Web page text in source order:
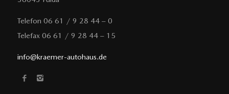
Telefon 06 61 / 9 28 44 – 0
Telefax 06 61 / 9 28 44 – 15
info@kraemer-autohaus.de